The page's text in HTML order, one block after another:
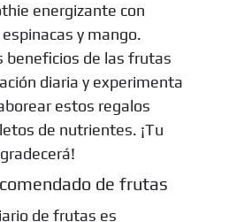
energizante con
y mango.
beneficios de las frutas
diaria y experimenta
estos regalos
de nutrientes. ¡Tu
de frutas
de frutas es